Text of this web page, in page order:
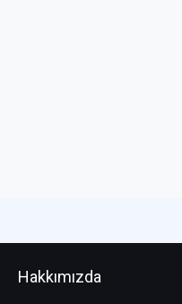
Hakkımızda